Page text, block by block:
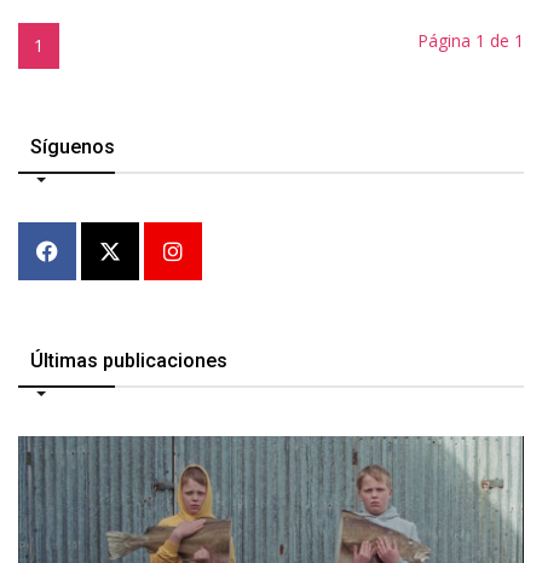
1 Página 1 de 1
Síguenos
Últimas publicaciones